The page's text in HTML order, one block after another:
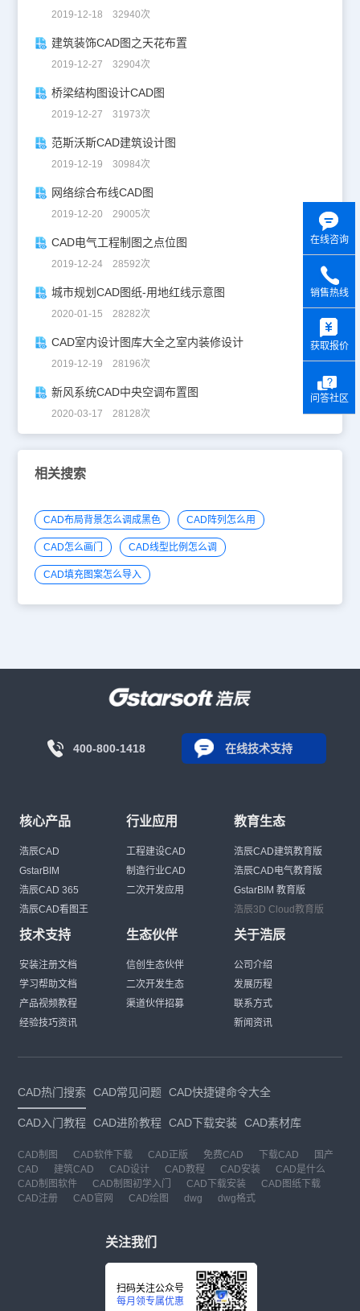
2019-12-18 32940次
建筑装饰CAD图之天花布置
2019-12-27 32904次
桥梁结构图设计CAD图
2019-12-27 31973次
范斯沃斯CAD建筑设计图
2019-12-19 30984次
网络综合布线CAD图
2019-12-20 29005次
CAD电气工程制图之点位图
2019-12-24 28592次
城市规划CAD图纸-用地红线示意图
2020-01-15 28282次
CAD室内设计图库大全之室内装修设计
2019-12-19 28196次
新风系统CAD中央空调布置图
2020-03-17 28128次
相关搜索
CAD布局背景怎么调成黑色 CAD阵列怎么用
CAD怎么画门 CAD线型比例怎么调
CAD填充图案怎么导入
400-800-1418 在线技术支持
核心产品
浩辰CAD
GstarBIM
浩辰CAD 365
浩辰CAD看图王
行业应用
工程建设CAD
制造行业CAD
二次开发应用
教育生态
浩辰CAD建筑教育版
浩辰CAD电气教育版
GstarBIM 教育版
浩辰3D Cloud教育版
技术支持
安装注册文档
学习帮助文档
产品视频教程
经验技巧资讯
生态伙伴
信创生态伙伴
二次开发生态
渠道伙伴招募
关于浩辰
公司介绍
发展历程
联系方式
新闻资讯
CAD热门搜索 CAD常见问题 CAD快捷键命令大全
CAD入门教程 CAD进阶教程 CAD下载安装 CAD素材库
CAD制图 CAD软件下载 CAD正版 免费CAD 下载CAD
国产
CAD
建筑CAD CAD设计 CAD教程 CAD安装
CAD是什么
CAD制图软件
CAD制图初学入门 CAD下载安装
CAD图纸下载
CAD注册
CAD官网 CAD绘图 dwg dwg格式
关注我们
扫码关注公众号
每月领专属优惠
在线咨询
销售热线
获取报价
问答社区